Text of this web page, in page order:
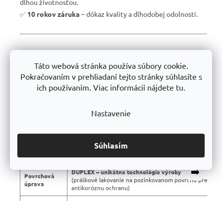
Táto webová stránka používa súbory cookie.
Pokračovaním v prehliadaní tejto stránky súhlasíte s
ich používaním. Viac informácií nájdete tu.
Nastavenie
Súhlasím
✅ 10 rokov záruka – dôkaz kvality a dlhodobej odolnosti.
📊 Porovnanie s bežnými regálmi na trhu:
➡️
Vlastnosť Profesionálne regály Trestles 🏆
Nosnosť
Bezskrutková – jednoduchá
Certifikované, bez škodlivých látok
Povrchová
úprava
DUPLEX – unikátna technológia výroby
(práškové lakovanie na pozinkovanom povrchu pre
antikoróznu ochranu)